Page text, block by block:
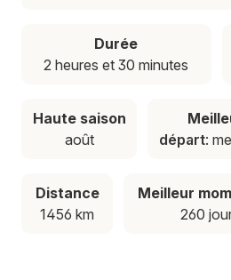
Durée
2 heures et 30 minutes
Haute saison
août
départ:
Distance
1456 km
Meilleur
260